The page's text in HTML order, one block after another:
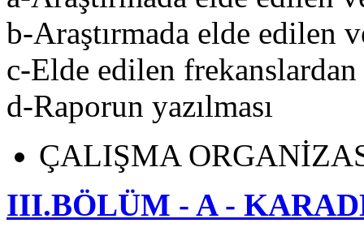
b-Araştırmada elde edilen
c-Elde edilen frekanslardan
d-Raporun yazılması
ÇALIŞMA
III.BÖLÜM - A -